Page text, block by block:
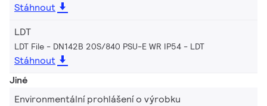
Stáhnout
LDT
LDT File - DN142B 20S/840 PSU-E WR IP54 LDT
Stáhnout
Jiné
Environmentální prohlášení o výrobku